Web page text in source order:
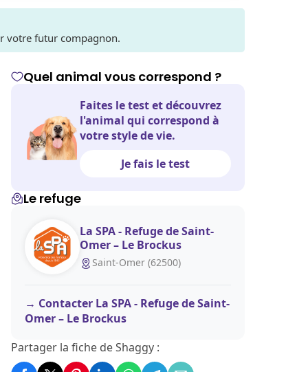
votre futur compagnon.
Quel animal vous correspond ?
Faites le test et découvrez
l'animal qui correspond à
votre style de vie.
Je fais le test
Le refuge
La SPA - Refuge de Saint-
Omer – Le Brockus
Saint-Omer (62500)
Contacter La SPA - Refuge de Saint-
Omer – Le Brockus
Partager la fiche de Shaggy :